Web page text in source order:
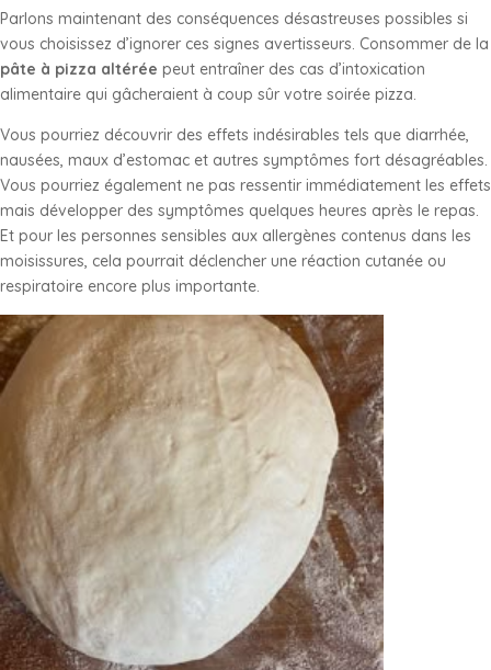
Parlons maintenant des conséquences désastreuses possibles si
vous choisissez d’ignorer ces signes avertisseurs. Consommer de la
pâte à pizza altérée peut entraîner des cas d’intoxication
alimentaire qui gâcheraient à coup sûr votre soirée pizza.
Vous pourriez découvrir des effets indésirables tels que diarrhée,
nausées, maux d’estomac et autres symptômes fort désagréables.
Vous pourriez également ne pas ressentir immédiatement les effets
mais développer des symptômes quelques heures après le repas.
Et pour les personnes sensibles aux allergènes contenus dans les
moisissures, cela pourrait déclencher une réaction cutanée ou
respiratoire encore plus importante.